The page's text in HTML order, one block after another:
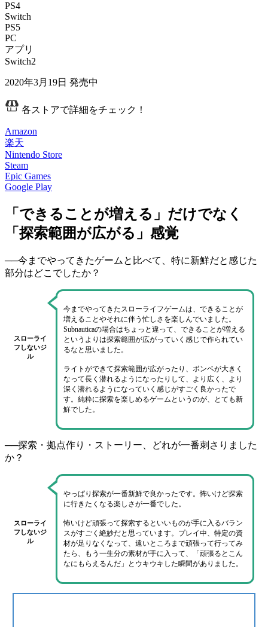
PS4
Switch
PS5
PC
アプリ
Switch2
2020年3月19日 発売中
各ストアで詳細をチェック！
Amazon
楽天
Nintendo Store
Steam
Epic Games
Google Play
「できることが増える」だけでなく
「探索範囲が広がる」感覚
──今までやってきたゲームと比べて、特に新鮮だと感じた
部分はどこでしたか？
スローライ
フしないジ
ル
今までやってきたスローライフゲームは、できることが
増えることやそれに伴う忙しさを楽しんでいました。
Subnauticaの場合はちょっと違って、 できることが増える
というよりは探索範囲が広がっていく 感じで作られてい
るなと思いました。
ライトができて探索範囲が広がったり、ボンベが大きく
なって長く潜れるようになったりして、 より広く、より
深く潜れるようになっていく 感じがすごく良かったで
す。 純粋に探索を楽しめるゲームというのが、とても新
鮮でした。
──探索・拠点作り・ストーリー、どれが一番刺さりました
か？
スローライ
フしないジ
ル
やっぱり 探索が一番新鮮で良かったです。怖いけど探索
に行きたくなる楽しさが一番でした。
怖いけど頑張って探索するといいものが手に入るバラン
スがすごく絶妙だと思っています。プレイ中、特定の資
材が足りなくなって、遠いところまで頑張って行ってみ
たら、もう一生分の素材が手に入って、
「頑張るとこん
なにもらえるんだ」
とウキウキした瞬間がありました。